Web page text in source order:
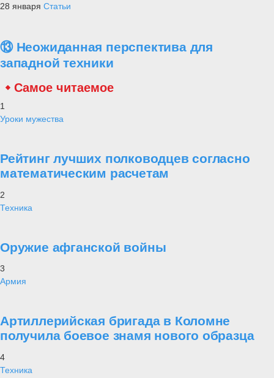
28 января Статьи
⑬ Неожиданная перспектива для
западной техники
Самое читаемое
1
Уроки мужества
Рейтинг лучших полководцев согласно
математическим расчетам
2
Техника
Оружие афганской войны
3
Армия
Артиллерийская бригада в Коломне
получила боевое знамя нового образца
4
Техника